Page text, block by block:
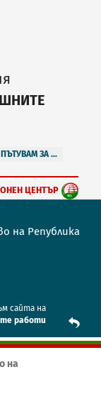
ПЪТУВАМ ЗА ...
ЦЕНТЪР
на Република
сайта на
работи
на